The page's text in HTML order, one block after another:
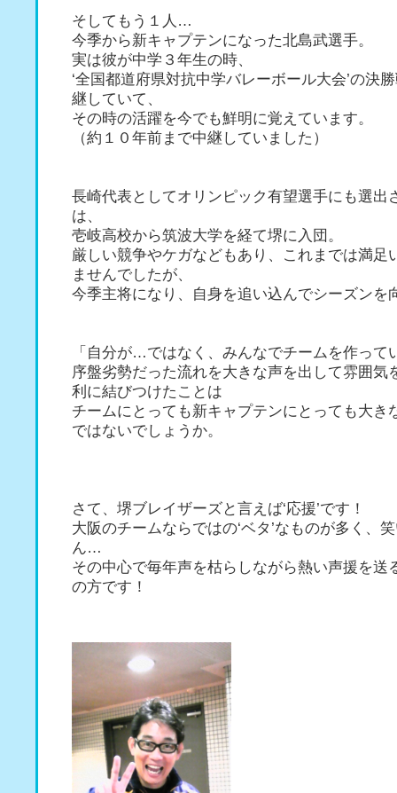
そしてもう１人…
今季から新キャプテンになった北島武選手。
実は彼が中学３年生の時、
‘全国都道府県対抗中学バレーボール大会’の決
継していて、
その時の活躍を今でも鮮明に覚えています。
（約１０年前まで中継していました）
長崎代表としてオリンピック有望選手にも選出
は、
壱岐高校から筑波大学を経て堺に入団。
厳しい競争やケガなどもあり、これまでは満足
ませんでしたが、
今季主将になり、自身を追い込んでシーズンを
「自分が…ではなく、みんなでチームを作って
序盤劣勢だった流れを大きな声を出して雰囲気
利に結びつけたことは
チームにとっても新キャプテンにとっても大き
ではないでしょうか。
さて、堺ブレイザーズと言えば‘応援’です！
大阪のチームならではの‘ベタ’なものが多く、
ん…
その中心で毎年声を枯らしながら熱い声援を送
の方です！